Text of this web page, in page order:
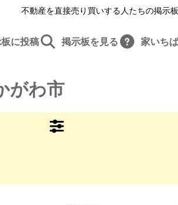
不動産を直接売り買いする人たちの掲示板
に投稿 掲示板を見る 家いち
がわ市